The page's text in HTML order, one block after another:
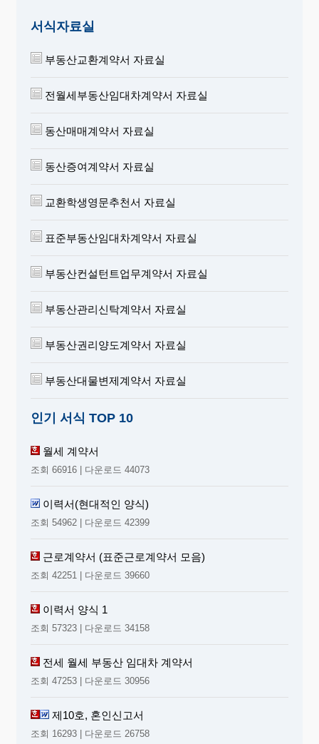
서식자료실
부동산교환계약서 자료실
전월세부동산임대차계약서 자료실
동산매매계약서 자료실
동산증여계약서 자료실
교환학생영문추천서 자료실
표준부동산임대차계약서 자료실
부동산컨설턴트업무계약서 자료실
부동산관리신탁계약서 자료실
부동산권리양도계약서 자료실
부동산대물변제계약서 자료실
인기 서식 TOP 10
월세 계약서
조회 66916 | 다운로드 44073
이력서(현대적인 양식)
조회 54962 | 다운로드 42399
근로계약서 (표준근로계약서 모음)
조회 42251 | 다운로드 39660
이력서 양식 1
조회 57323 | 다운로드 34158
전세 월세 부동산 임대차 계약서
조회 47253 | 다운로드 30956
제10호, 혼인신고서
조회 16293 | 다운로드 26758